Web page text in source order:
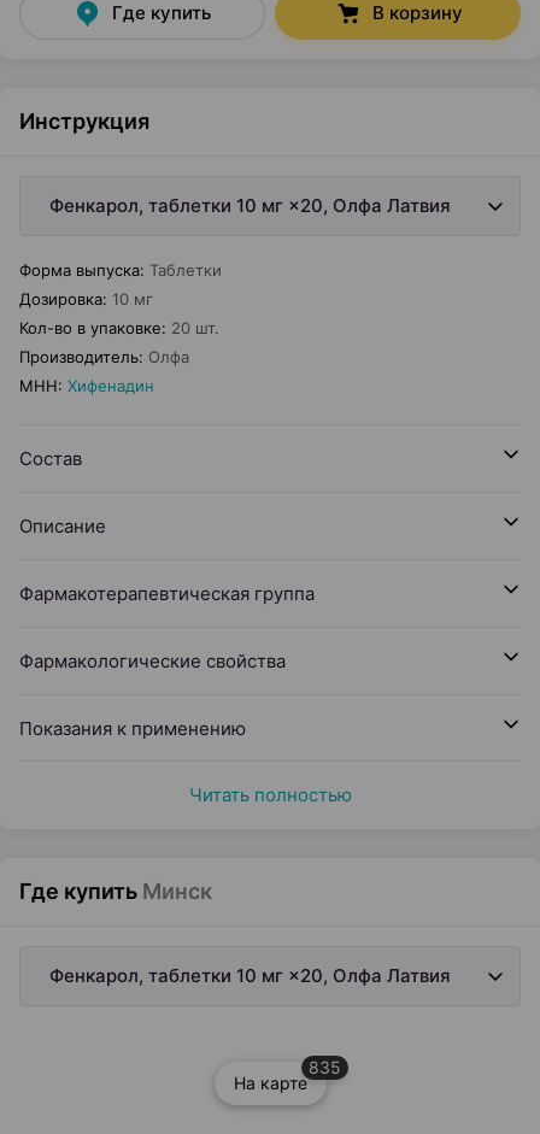
Где купить В корзину
Инструкция
Фенкарол, таблетки 10 мг ×20, Олфа Латвия
Форма выпуска: Таблетки
Дозировка: 10 мг
Кол-во в упаковке: 20 шт.
Производитель: Олфа
МНН: Хифенадин
Состав
Описание
Фармакотерапевтическая группа
Фармакологические свойства
Показания к применению
Читать полностью
Где купить Минск
Фенкарол, таблетки 10 мг ×20, Олфа Латвия
На карте
835